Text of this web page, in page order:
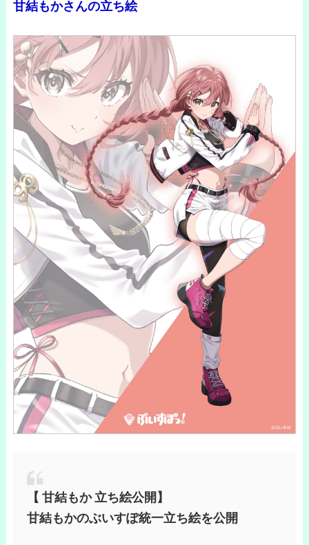
甘結もかさんの立ち絵
【️ 甘結もか 立ち絵公開】
甘結もかのぶいすぽ統一立ち絵を公開️